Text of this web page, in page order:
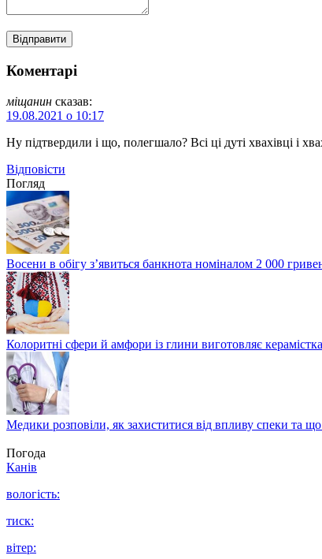
Коментарі
міщанин сказав:
19.08.2021 о 10:17
Ну підтвердили і що, полегшало? Всі ці дуті хвахівці і
Відповіcти
Погляд
Восени в обігу з’явиться банкнота номіналом 2 000
Колоритні сфери й амфори із глини виготовляє
Медики розповіли, як захиститися від впливу спеки та
Погода
Канів
вологість:
тиск:
вітер: